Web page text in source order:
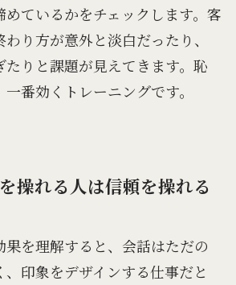
めているかをチェックします。客
り方が意外と淡白だったり、
たりと課題が見えてきます。恥
番効くトレーニングです。
操れる人は信頼を操れる
果を理解すると、会話はただの
印象をデザインする仕事だと